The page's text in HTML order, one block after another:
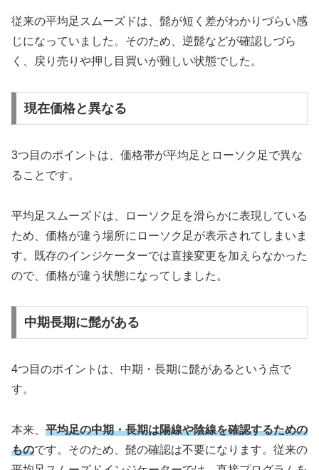
従来の平均足スムーズドは、髭が短く差がわかりづらい感
じになっていました。そのため、逆髭などが確認しづら
く、戻り売りや押し目買いが難しい状態でした。
現在価格と異なる
3つ目のポイントは、価格帯が平均足とローソク足で異な
ることです。
平均足スムーズドは、ローソク足を滑らかに表現している
ため、価格が違う場所にローソク足が表示されてしまいま
す。既存のインジケーターでは直接変更を加えらなかった
ので、価格が違う状態になってしました。
中期長期に髭がある
4つ目のポイントは、中期・長期に髭があるという点で
す。
本来、 平均足の中期・長期は陽線や陰線を確認するための
ものです。そのため、髭の確認は不要になります。従来の